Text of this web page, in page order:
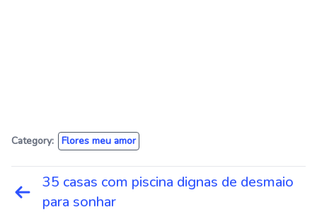
Category: Flores meu amor
Navegação
de
35 casas com piscina dignas de desmaio
para sonhar